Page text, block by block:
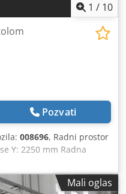
1 / 10
Pozvati
008696, Radni prostor
Y: 2250 mm Radna
Snaga glavne
Broj kontrolisanih
Mali oglas